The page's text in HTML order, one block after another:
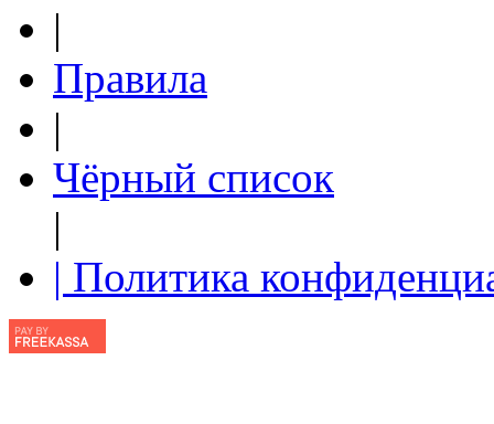
|
Правила
|
Чёрный список
|
| Политика